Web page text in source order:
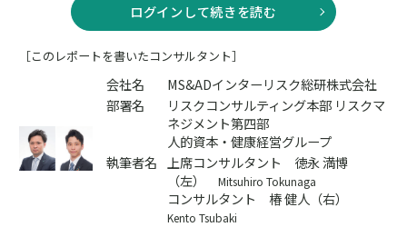
ログインして続きを読む
［このレポートを書いたコンサルタント］
会社名
MS&ADインターリスク総研株式会社
部署名
リスクコンサルティング本部 リスクマ
ネジメント第四部
人的資本・健康経営グループ
執筆者名 上席コンサルタント 徳永 満博
（左）Mitsuhiro Tokunaga
コンサルタント 椿 健人（右）
Kento Tsubaki